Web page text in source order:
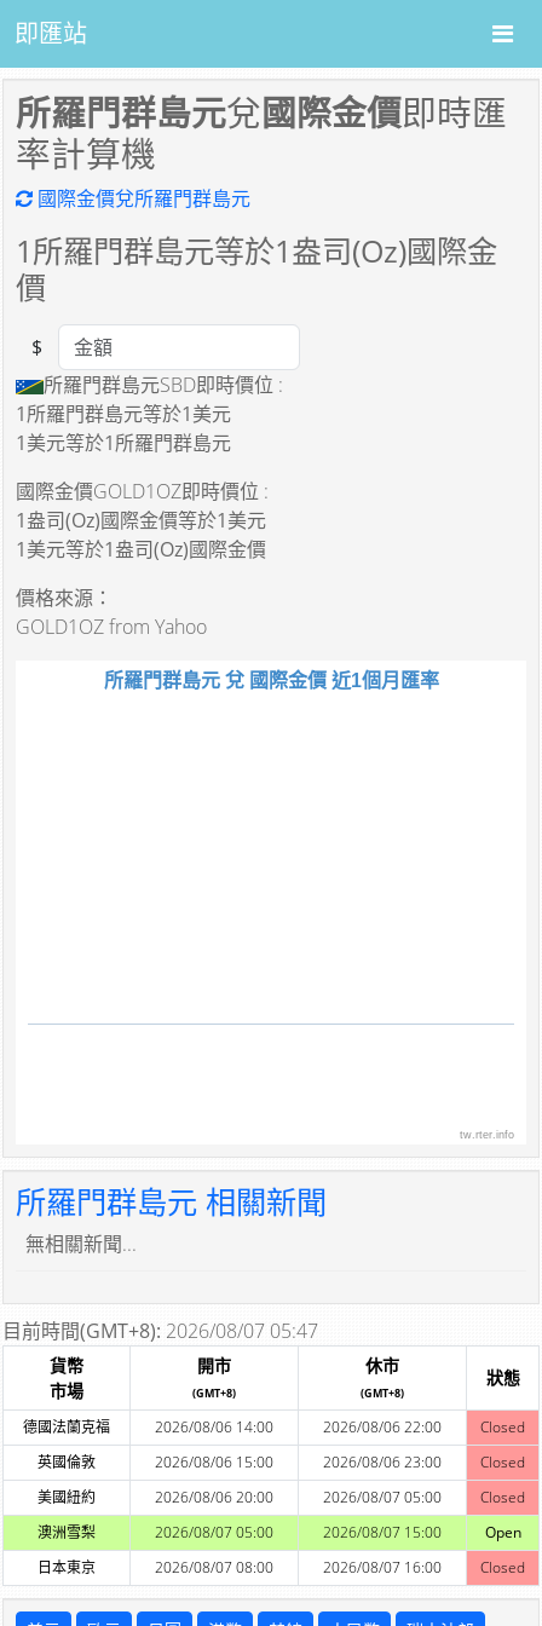
即匯站
所羅門群島元兌國際金價即時匯
率計算機
國際金價兌所羅門群島元
1所羅門群島元等於1盎司(Oz)國際金
價
Amount
$
所羅門群島元SBD即時價位 :
1所羅門群島元等於1美元
1美元等於1所羅門群島元
國際金價GOLD1OZ即時價位 :
1盎司(Oz)國際金價等於1美元
1美元等於1盎司(Oz)國際金價
價格來源：
GOLD1OZ from Yahoo
所羅門群島元 兌 國際金價 近1個月匯率
tw.rter.info
所羅門群島元 相關新聞
無相關新聞...
目前時間(GMT+8): 2026/08/07 05:47
貨幣
市場
開市
(GMT+8)
休市
(GMT+8)
狀態
德國法蘭克福 2026/08/06 14:00 2026/08/06 22:00
Closed
英國倫敦
2026/08/06 15:00 2026/08/06 23:00
Closed
美國紐約
2026/08/06 20:00 2026/08/07 05:00
Closed
澳洲雪梨
2026/08/07 05:00 2026/08/07 15:00
Open
日本東京
2026/08/07 08:00 2026/08/07 16:00 Closed